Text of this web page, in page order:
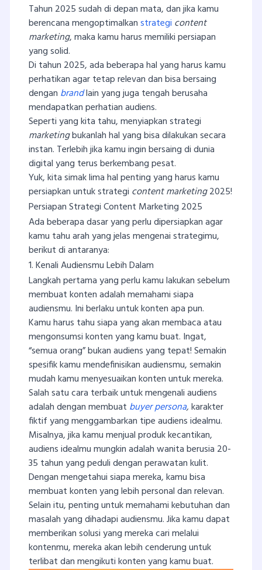
Tahun 2025 sudah di depan mata, dan jika kamu
berencana mengoptimalkanstrategi content
marketing, maka kamu harus memiliki persiapan
yang solid.
Di tahun 2025, ada beberapa hal yang harus kamu
perhatikan agar tetap relevan dan bisa bersaing
dengan brandlain yang juga tengah berusaha
mendapatkan perhatian audiens.
Seperti yang kita tahu, menyiapkan strategi
marketingbukanlah hal yang bisa dilakukan secara
instan. Terlebih jika kamu ingin bersaing di dunia
digital yang terus berkembang pesat.
Yuk, kita simak lima hal penting yang harus kamu
persiapkan untuk strategi content marketing2025!
Persiapan Strategi Content Marketing 2025
Ada beberapa dasar yang perlu dipersiapkan agar
kamu tahu arah yang jelas mengenai strategimu,
berikut di antaranya:
1. Kenali Audiensmu Lebih Dalam
Langkah pertama yang perlu kamu lakukan sebelum
membuat konten adalah memahami siapa
audiensmu. Ini berlaku untuk konten apa pun.
Kamu harus tahu siapa yang akan membaca atau
mengonsumsi konten yang kamu buat. Ingat,
“semua orang” bukan audiens yang tepat! Semakin
spesifik kamu mendefinisikan audiensmu, semakin
mudah kamu menyesuaikan konten untuk mereka.
Salah satu cara terbaik untuk mengenali audiens
adalah dengan membuat buyer persona,karakter
fiktif yang menggambarkan tipe audiens idealmu.
Misalnya, jika kamu menjual produk kecantikan,
audiens idealmu mungkin adalah wanita berusia 20-
35 tahun yang peduli dengan perawatan kulit.
Dengan mengetahui siapa mereka, kamu bisa
membuat konten yang lebih personal dan relevan.
Selain itu, penting untuk memahami kebutuhan dan
masalah yang dihadapi audiensmu. Jika kamu dapat
memberikan solusi yang mereka cari melalui
kontenmu, mereka akan lebih cenderung untuk
terlibat dan mengikuti konten yang kamu buat.